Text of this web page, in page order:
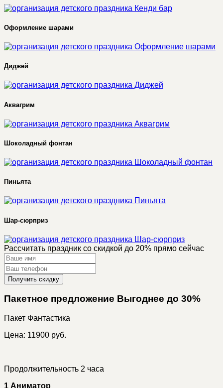
Оформление шарами
Диджей
Аквагрим
Шоколадный фонтан
Пиньята
Шар-сюрприз
Рассчитать праздник со скидкой до 20% прямо сейчас
Получить скидку
Пакетное предложение Выгоднее до 30%
Пакет Фантастика
Цена: 11900 руб.
Продолжительность 2 часа
1 Аниматор